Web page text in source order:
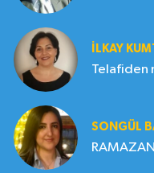
İLKAY
Telafiden
SONGÜL
RAMAZAN